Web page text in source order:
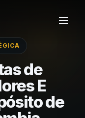
de
E
de